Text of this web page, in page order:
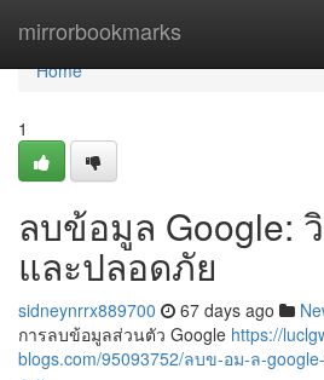
mirrorbookmarks
Home
Home
1
ลบข้อมูล Google:
และปลอดภัย
sidneynrrx889700 67 days ago
การลบข้อมูลส่วนตัว Google https://
blogs.com/95093752/ลบข-อม-ล-